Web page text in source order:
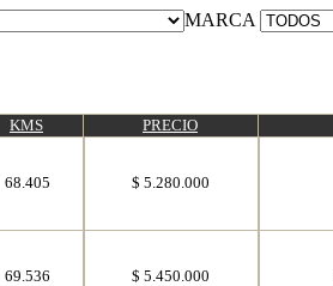
MARCA
KMS PRECIO
68.405 $ 5.280.000
69.536 $ 5.450.000